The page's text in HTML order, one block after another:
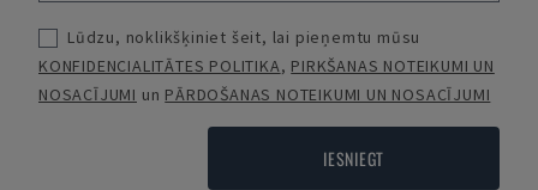
Lūdzu, noklikšķiniet šeit, lai pieņemtu mūsu
KONFIDENCIALITĀTES POLITIKA, PIRKŠANAS NOTEIKUMI UN
NOSACĪJUMI un PĀRDOŠANAS NOTEIKUMI UN NOSACĪJUMI
IESNIEGT